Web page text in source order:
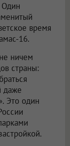
Один
время
16.
ничем
страны:
даже
Это один